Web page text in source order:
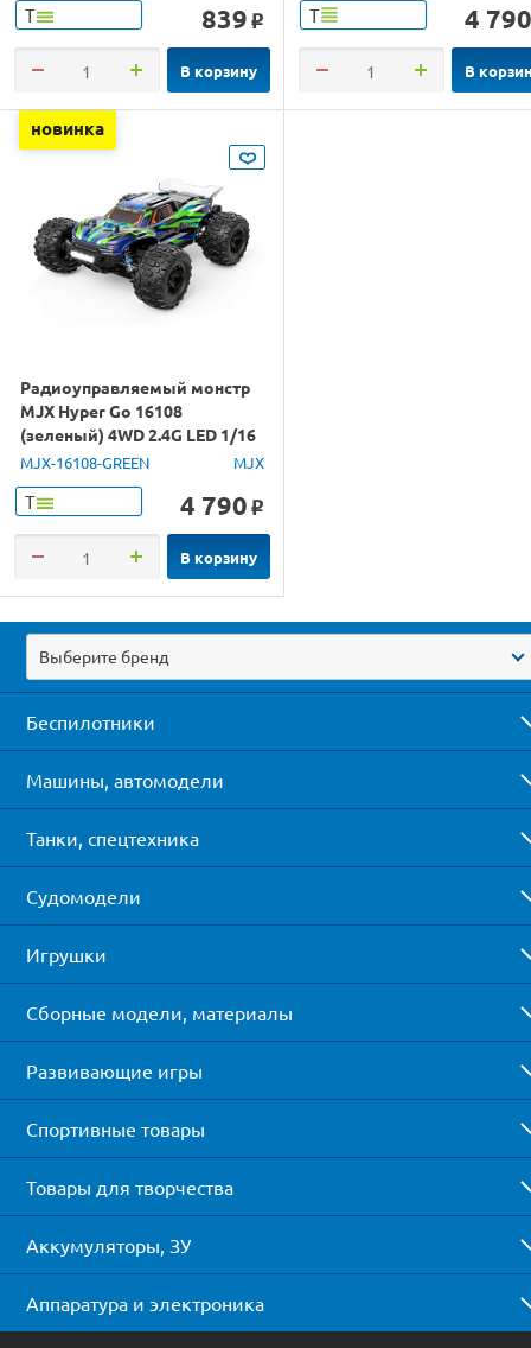
Т 839 o
В корзину
Т 4 790
В
новинка
Радиоуправляемый монстр
MJX Hyper Go 16108
(зеленый) 4WD 2.4G LED 1/16
RTR
MJX-16108-GREEN MJX
Т 4 790 o
В корзину
Выберите бренд
Беспилотники
Машины, автомодели
Танки, спецтехника
Судомодели
Игрушки
Сборные модели, материалы
Развивающие игры
Спортивные товары
Товары для творчества
Аккумуляторы, ЗУ
Аппаратура и электроника